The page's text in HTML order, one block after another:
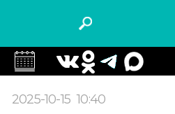
2025-10-15 10:40